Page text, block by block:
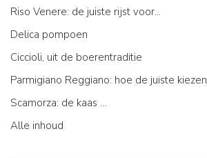
Riso Venere: de juiste rijst voor...
Delica pompoen
Ciccioli, uit de boerentraditie
Parmigiano Reggiano: hoe de juiste kiezen
Scamorza: de kaas ...
Alle inhoud